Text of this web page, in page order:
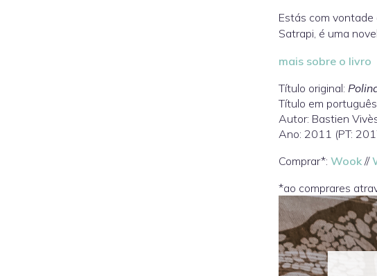
Estás com
Satrapi, é uma
mais sobre o livro
Título original:
Título em
Autor: Bastien
Ano: 2011 (PT:
Comprar*: Wook //
*ao comprares